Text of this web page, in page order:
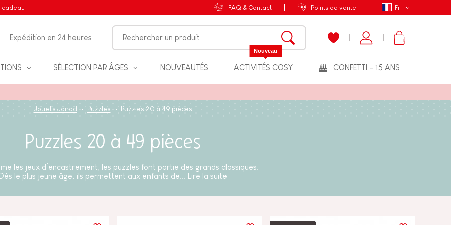
Fr
cadeau FAQ & Contact Points de vente
Expédition en 24 heures
SÉLECTION PAR ÂGES NOUVEAUTÉS ACTIVITÉS COSY
Nouveau
CONFETTI - 15 ANS
Jouets Janod Puzzles Puzzles 20 à 49 pièces
Puzzles 20 à 49 pièces
les jeux d’encastrement, les puzzles font partie des grands classiques.
Dès le plus jeune âge, ils permettent aux enfants de...
Lire la suite